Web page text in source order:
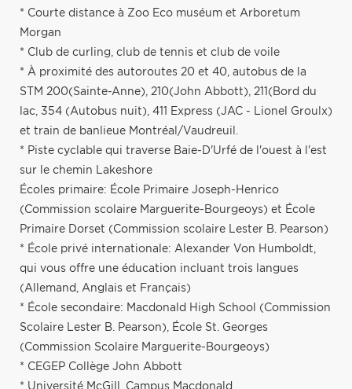
* Courte distance à Zoo Eco muséum et Arboretum
Morgan
* Club de curling, club de tennis et club de voile
* À proximité des autoroutes 20 et 40, autobus de la
STM 200(Sainte-Anne), 210(John Abbott), 211(Bord du
lac, 354 (Autobus nuit), 411 Express (JAC - Lionel Groulx)
et train de banlieue Montréal/Vaudreuil.
* Piste cyclable qui traverse Baie-D'Urfé de l'ouest à l'est
sur le chemin Lakeshore
Écoles primaire: École Primaire Joseph-Henrico
(Commission scolaire Marguerite-Bourgeoys) et École
Primaire Dorset (Commission scolaire Lester B. Pearson)
* École privé internationale: Alexander Von Humboldt,
qui vous offre une éducation incluant trois langues
(Allemand, Anglais et Français)
* École secondaire: Macdonald High School (Commission
Scolaire Lester B. Pearson), École St. Georges
(Commission Scolaire Marguerite-Bourgeoys)
* CEGEP Collège John Abbott
* Université McGill, Campus Macdonald